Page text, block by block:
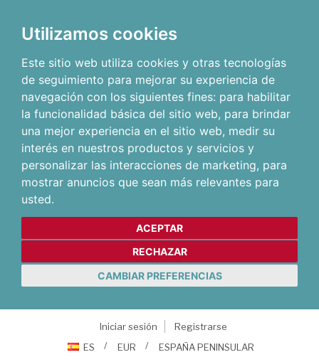
Utilizamos cookies
Este sitio web utiliza cookies y otras tecnologías
de seguimiento para mejorar su experiencia de
navegación con los siguientes fines: para habilitar
la funcionalidad básica del sitio web, para brindar
una mejor experiencia en el sitio web, medir su
interés en nuestros productos y servicios y
personalizar las interacciones de marketing, para
mostrar anuncios que sean más relevantes para
usted.
ACEPTAR
RECHAZAR
CAMBIAR PREFERENCIAS
Iniciar sesión
Registrarse
ES
EUR ESPAÑA PENINSULAR